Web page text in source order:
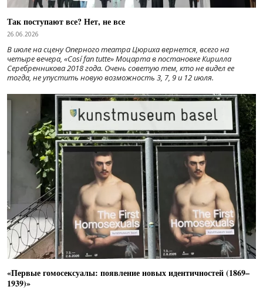
Так поступают все? Нет, не все
26.06.2026
В июле на сцену Оперного театра Цюриха вернется, всего на
четыре вечера, «Cosí fan tutte» Моцарта в постановке Кирилла
Серебренникова 2018 года. Очень советую тем, кто не видел ее
тогда, не упустить новую возможность 3, 7, 9 и 12 июля.
«Первые гомосексуалы: появление новых идентичностей (1869–
1939)»